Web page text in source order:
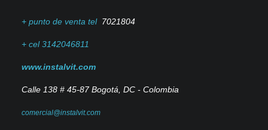
+ punto de venta tel 7021804
+ cel 3142046811
www.instalvit.com
Calle 138 # 45-87Bogotá, DC - Colombia
comercial@instalvit.com